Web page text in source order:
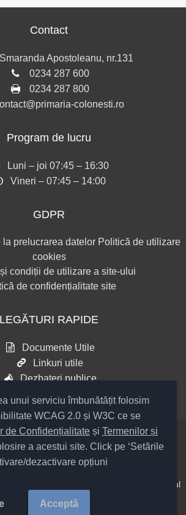
unui serviciu îmbunătățit folosim
WCAG 2.0 și W3C ce se
de Confidențialitate și Termenilor și
a acestui site. Click pe ‘Setările
dezactivare opțiuni
Acceptă
Contact
Apostoleanu, nr.131
0234 287 600
0234 287 800
colonesti.ro
Program de lucru
Luni – joi 07:45 – 16:30
Vineri – 07:45 – 14:00
GDPR
la prelucrarea datelor Politică de utilizare
cookies
condiții de utilizare a site-ului
de confidențialitate site
LEGĂTURI RAPIDE
Documente Utile
Linkuri utile
Dezbateri publice
Cookies și Accesibilitate
/ Tipul UAT – 14 – C – Comună / Codul
Teritoriale COMUNA Colonești
20368 /